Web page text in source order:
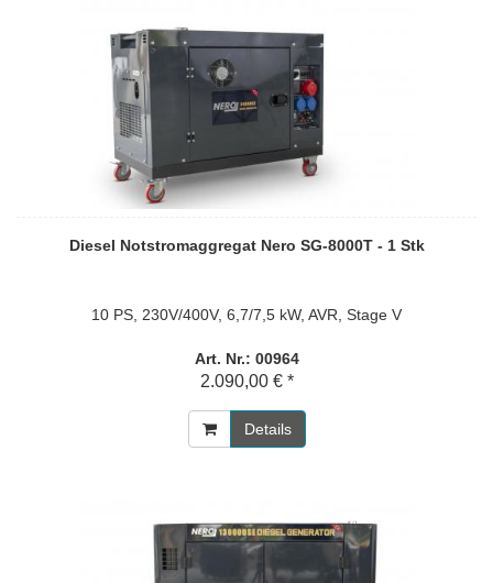
Diesel Notstromaggregat Nero SG-8000T - 1 Stk
10 PS, 230V/400V, 6,7/7,5 kW, AVR, Stage V
Art. Nr.: 00964
2.090,00 € *
Details